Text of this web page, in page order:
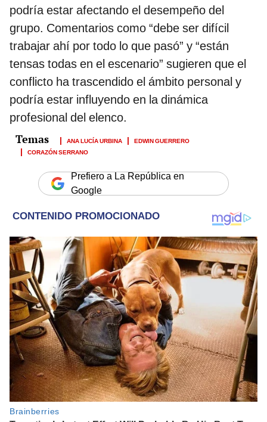
podría estar afectando el desempeño del
grupo. Comentarios como “debe ser difícil
trabajar ahí por todo lo que pasó” y “están
tensas todas en el escenario” sugieren que el
conflicto ha trascendido el ámbito personal y
podría estar influyendo en la dinámica
profesional del elenco.
ANA LUCÍA URBINA
EDWIN GUERRERO
CORAZÓN SERRANO
Prefiero a La República en
Google